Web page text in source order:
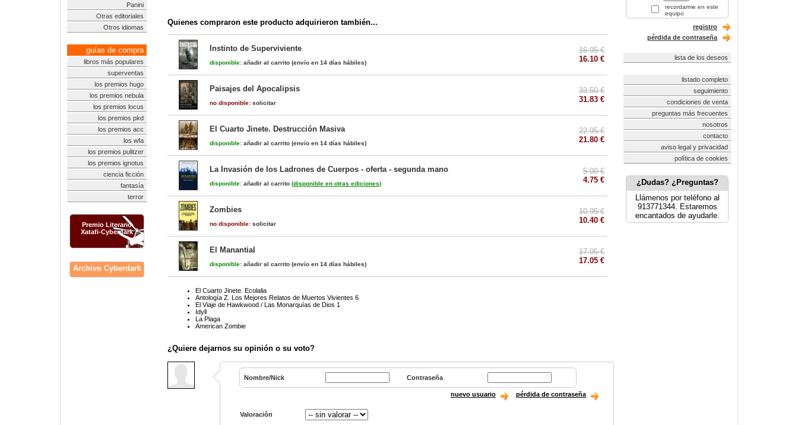
Panini
Otras editoriales
Otros idiomas
guías de compra
libros más populares
superventas
los premios hugo
los premios nebula
los premios locus
los premios pkd
los premios acc
los wfa
los premios pulitzer
los premios ignotus
ciencia ficción
fantasía
terror
Premio Literario
Xatafi-Cyberdark
Archivo Cyberdark
Quienes compraron este producto adquirieron también...
Instinto de Superviviente
disponible: añadir al carrito (envío en 14 días hábiles)
16.95 €
16.10 €
Paisajes del Apocalipsis
no disponible: solicitar
33.50 €
31.83 €
El Cuarto Jinete. Destrucción Masiva
disponible: añadir al carrito (envío en 14 días hábiles)
22.95 €
21.80 €
La Invasión de los Ladrones de Cuerpos - oferta - segunda mano
disponible: añadir al carrito (disponible en otras ediciones)
5.00 €
4.75 €
Zombies
no disponible: solicitar
10.95 €
10.40 €
El Manantial
disponible: añadir al carrito (envío en 14 días hábiles)
17.95 €
17.05 €
El Cuarto Jinete. Ecolalia
Antología Z. Los Mejores Relatos de Muertos Vivientes 6
El Viaje de Hawkwood / Las Monarquías de Dios 1
Idyll
La Plaga
American Zombie
¿Quiere dejarnos su opinión o su voto?
Nombre/Nick Contraseña
nuevo usuario pérdida de contraseña
Valoración
recordarme en este
equipo
registro
pérdida de contraseña
lista de los deseos
listado completo
seguimiento
condiciones de venta
preguntas más frecuentes
nosotros
contacto
aviso legal y privacidad
política de cookies
¿Dudas? ¿Preguntas?
Llámenos por teléfono al
913771344. Estaremos
encantados de ayudarle.